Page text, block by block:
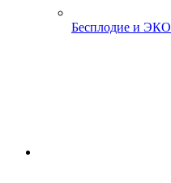
Бесплодие и ЭКО